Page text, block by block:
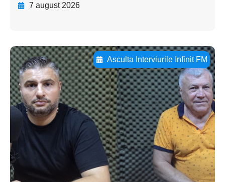
7 august 2026
Asculta Interviurile Infinit FM
Adaugă aici textul pentru
subtitluAdaugă aici
textul pentru
subtitluAdaugă aici
textul pentru
subtitluAdaugă aici
textul pentru subti